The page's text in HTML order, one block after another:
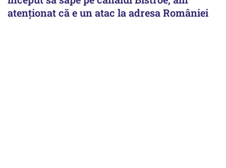
atenționat că e un atac la adresa României